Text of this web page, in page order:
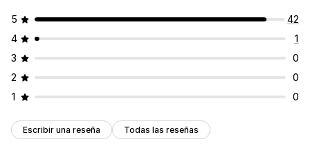
5
42
4
1
3
0
2
0
1
0
Escribir una reseña Todas las reseñas